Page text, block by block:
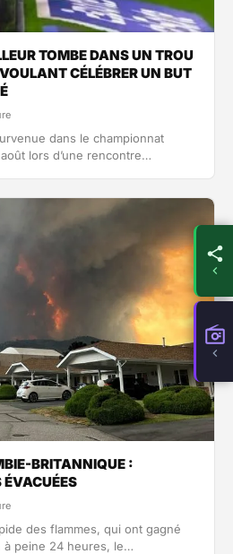
TOMBE DANS UN TROU
CÉLÉBRER UN BUT
dans le championnat
lors d’une rencontre
BRITANNIQUE :
des flammes, qui ont gagné
à peine 24 heures, le